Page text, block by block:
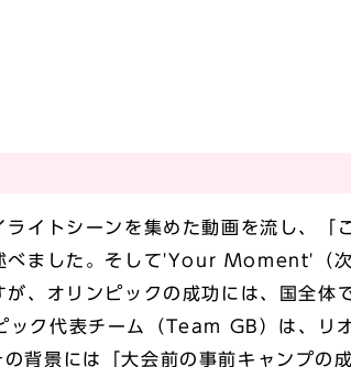
イトシーンを集めた動画を流し、「
ました。そして'Your Moment'（次
、オリンピックの成功には、国全体
ック代表チーム（Team GB）は、リ
背景には「大会前の事前キャンプ